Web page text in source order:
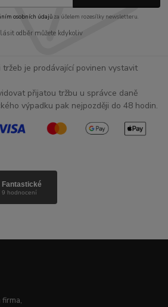
osobních údajůza účelem rozesílky newsletteru.
odběr můžete kdykoliv
je prodávající povinen vystavit
přijatou tržbu u správce daně
výpadku pak nejpozději do 48 hodin.
firma,